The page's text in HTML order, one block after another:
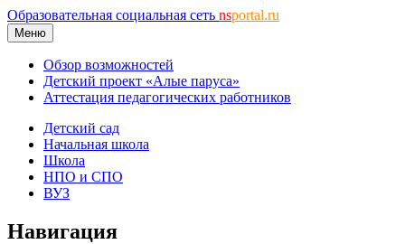
Образовательная социальная сеть nsportal.ru
Меню
Обзор возможностей
Детский проект «Алые паруса»
Аттестация педагогических работников
Детский сад
Начальная школа
Школа
НПО и СПО
ВУЗ
Навигация